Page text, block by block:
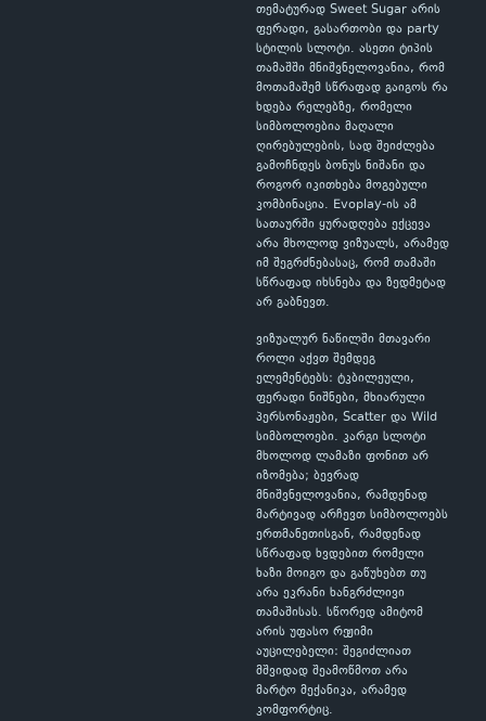
თემატურად Sweet Sugar არის
ფერადი, გასართობი და party
სტილის სლოტი. ასეთი ტიპის
თამაშში მნიშვნელოვანია, რომ
მოთამაშემ სწრაფად გაიგოს რა
ხდება რელებზე, რომელი
სიმბოლოებია მაღალი
ღირებულების, სად შეიძლება
გამოჩნდეს ბონუს ნიშანი და
როგორ იკითხება მოგებული
კომბინაცია. Evoplay-ის ამ
სათაურში ყურადღება ექცევა
არა მხოლოდ ვიზუალს, არამედ
იმ შეგრძნებასაც, რომ თამაში
სწრაფად იხსნება და ზედმეტად
არ გაბნევთ.
ვიზუალურ ნაწილში მთავარი
როლი აქვთ შემდეგ
ელემენტებს: ტკბილეული,
ფერადი ნიშნები, მხიარული
პერსონაჟები, Scatter და Wild
სიმბოლოები. კარგი სლოტი
მხოლოდ ლამაზი ფონით არ
იზომება; ბევრად
მნიშვნელოვანია, რამდენად
მარტივად არჩევთ სიმბოლოებს
ერთმანეთისგან, რამდენად
სწრაფად ხვდებით რომელი
ხაზი მოიგო და გაწუხებთ თუ
არა ეკრანი ხანგრძლივი
თამაშისას. სწორედ ამიტომ
არის უფასო რეჟიმი
აუცილებელი: შეგიძლიათ
მშვიდად შეამოწმოთ არა
მარტო მექანიკა, არამედ
კომფორტიც.